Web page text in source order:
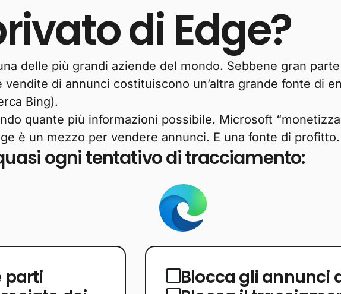
di Edge?
delle più grandi aziende del mondo. Sebbene gran
di annunci costituiscono un’altra grande fonte di
Bing).
quante più informazioni possibile. Microsoft
è un mezzo per vendere annunci. E una fonte di profitto.
ogni tentativo di tracciamento:
parti
Blocca gli annunci